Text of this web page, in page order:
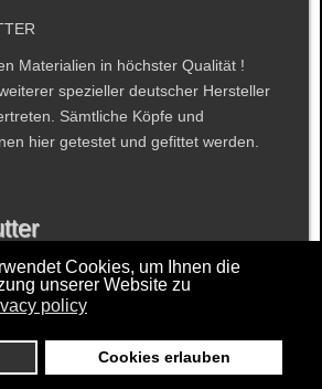
Cookies, um Ihnen die
unserer Website zu
policy
Cookies erlauben
Materialien in höchster Qualität !
spezieller deutscher Hersteller
Sämtliche Köpfe und
hier getestet und gefittet werden.
Golf Putter zum Testen und Fitting